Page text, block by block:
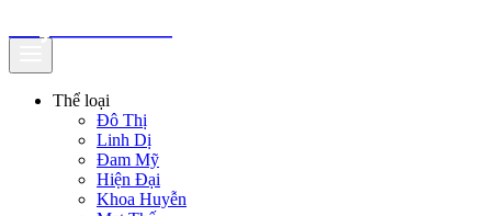
Thể loại
Đô Thị
Linh Dị
Đam Mỹ
Hiện Đại
Khoa Huyễn